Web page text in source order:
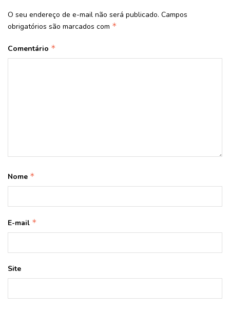
O seu endereço de e-mail não será publicado. Campos
obrigatórios são marcados com *
Comentário *
Nome *
E-mail *
Site